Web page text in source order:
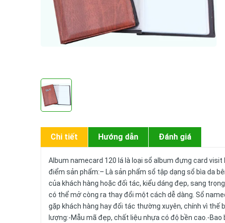
Chi tiết Hướng dẫn Đánh giá
Album namecard 120 lá là loại sổ album đựng card
điểm sản phẩm:– Là sản phẩm sổ tập dạng sổ bìa da
của khách hàng hoặc đối tác, kiểu dáng đẹp, sang
có thể mở còng ra thay đổi một cách dễ dàng. Sổ
gặp khách hàng hay đối tác thường xuyên, chính vì thế
lượng:-Mẫu mã đẹp, chất liệu nhựa có độ bền cao.-